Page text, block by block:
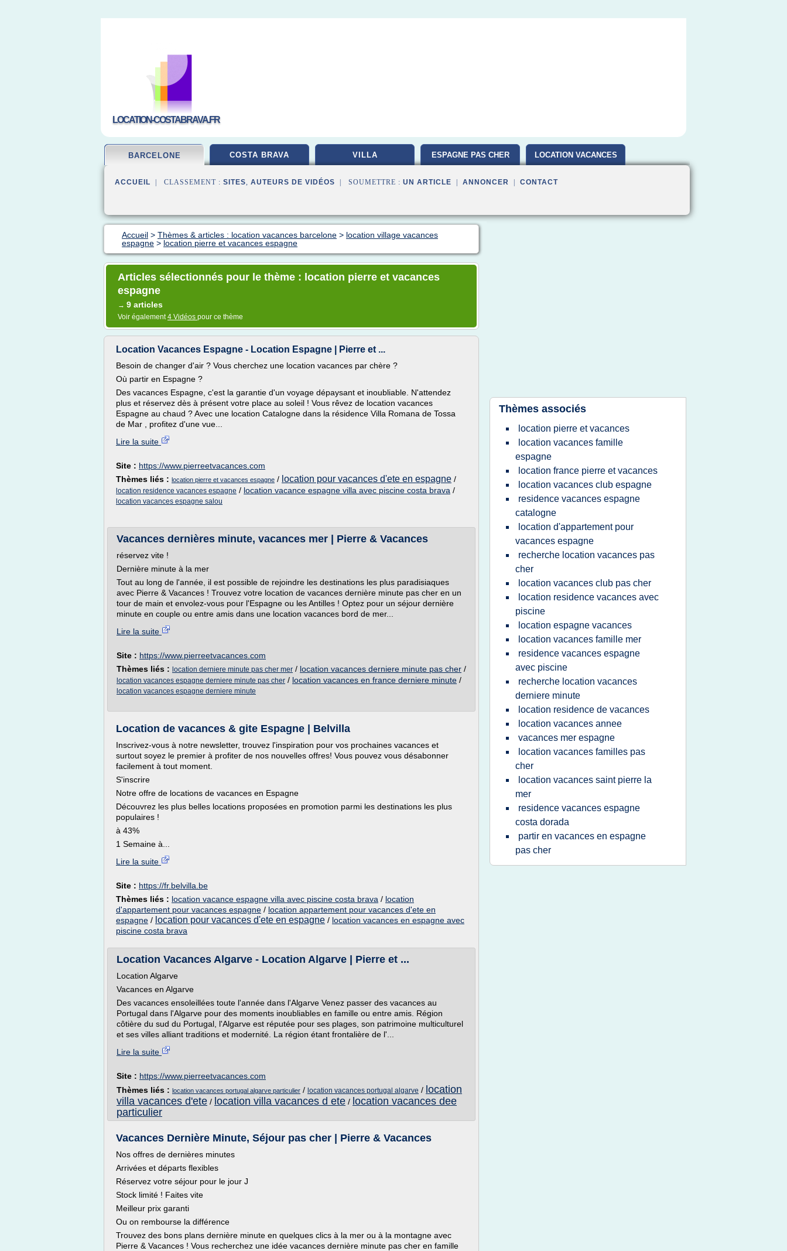
LOCATION-COSTABRAVA.FR
BARCELONE COSTA BRAVA VILLA ESPAGNE PAS CHER LOCATION VACANCES
ACCUEIL | CLASSEMENT : SITES, AUTEURS DE VIDÉOS | SOUMETTRE : UN ARTICLE ANNONCER CONTACT
Accueil > Thèmes & articles : location vacances barcelone > location village vacances
espagne > location pierre et vacances espagne
Articles sélectionnés pour le thème : location pierre et vacances
espagne
→ 9 articles
Voir également4 Vidéos pour ce thème
Location Vacances Espagne - Location Espagne | Pierre et ...
Besoin de changer d'air ? Vous cherchez une location vacances par chère ?
Où partir en Espagne ?
Des vacances Espagne, c'est la garantie d'un voyage dépaysant et inoubliable. N'attendez
plus et réservez dès à présent votre place au soleil ! Vous rêvez de location vacances
Espagne au chaud ? Avec une location Catalogne dans la résidence Villa Romana de Tossa
de Mar , profitez d'une vue...
Lire la suite
Site : https://www.pierreetvacances.com
Thèmes liés : location pierre et vacances espagne / location pour vacances d'ete en espagne /
location residence vacances espagne / location vacance espagne villa avec piscine costa brava /
location vacances espagne salou
Vacances dernières minute, vacances mer | Pierre & Vacances
réservez vite !
Dernière minute à la mer
Tout au long de l'année, il est possible de rejoindre les destinations les plus paradisiaques
avec Pierre & Vacances ! Trouvez votre location de vacances dernière minute pas cher en un
tour de main et envolez-vous pour l'Espagne ou les Antilles ! Optez pour un séjour dernière
minute en couple ou entre amis dans une location vacances bord de mer...
Lire la suite
Site : https://www.pierreetvacances.com
Thèmes liés : location derniere minute pas cher mer / location vacances derniere minute pas cher /
location vacances espagne derniere minute pas cher / location vacances en france derniere minute /
location vacances espagne derniere minute
Location de vacances & gite Espagne | Belvilla
Inscrivez-vous à notre newsletter, trouvez l'inspiration pour vos prochaines vacances et
surtout soyez le premier à profiter de nos nouvelles offres! Vous pouvez vous désabonner
facilement à tout moment.
S'inscrire
Notre offre de locations de vacances en Espagne
Découvrez les plus belles locations proposées en promotion parmi les destinations les plus
populaires !
à 43%
1 Semaine à...
Lire la suite
Site : https://fr.belvilla.be
Thèmes liés : location vacance espagne villa avec piscine costa brava / location
d'appartement pour vacances espagne / location appartement pour vacances d'ete en
espagne / location pour vacances d'ete en espagne / location vacances en espagne avec
piscine costa brava
Location Vacances Algarve - Location Algarve | Pierre et ...
Location Algarve
Vacances en Algarve
Des vacances ensoleillées toute l'année dans l'Algarve Venez passer des vacances au
Portugal dans l'Algarve pour des moments inoubliables en famille ou entre amis. Région
côtière du sud du Portugal, l'Algarve est réputée pour ses plages, son patrimoine multiculturel
et ses villes alliant traditions et modernité. La région étant frontalière de l'...
Lire la suite
Site : https://www.pierreetvacances.com
Thèmes liés : location vacances portugal algarve particulier / location vacances portugal algarve / location
villa vacances d'ete / location villa vacances d ete / location vacances dee
particulier
Vacances Dernière Minute, Séjour pas cher | Pierre & Vacances
Nos offres de dernières minutes
Arrivées et départs flexibles
Réservez votre séjour pour le jour J
Stock limité ! Faites vite
Meilleur prix garanti
Ou on rembourse la différence
Trouvez des bons plans dernière minute en quelques clics à la mer ou à la montagne avec
Pierre & Vacances ! Vous recherchez une idée vacances dernière minute pas cher en famille
Thèmes associés
location pierre et vacances
location vacances famille
espagne
location france pierre et vacances
location vacances club espagne
residence vacances espagne
catalogne
location d'appartement pour
vacances espagne
recherche location vacances pas
cher
location vacances club pas cher
location residence vacances avec
piscine
location espagne vacances
location vacances famille mer
residence vacances espagne
avec piscine
recherche location vacances
derniere minute
location residence de vacances
location vacances annee
vacances mer espagne
location vacances familles pas
cher
location vacances saint pierre la
mer
residence vacances espagne
costa dorada
partir en vacances en espagne
pas cher